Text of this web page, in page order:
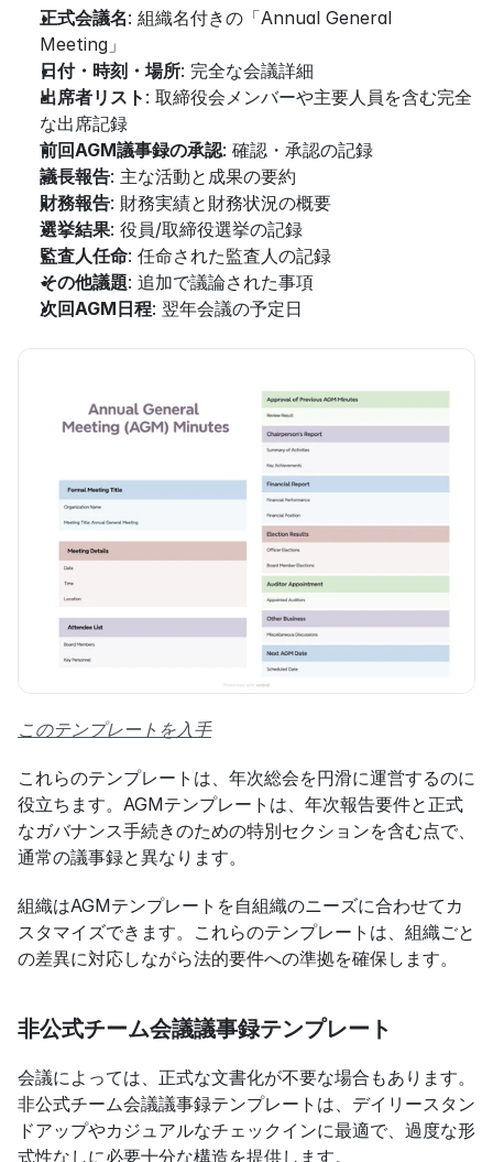
正式会議名: 組織名付きの「Annual General
Meeting」
日付・時刻・場所: 完全な会議詳細
出席者リスト : 取締役会メンバーや主要人員を含む完全
な出席記録
前回AGM議事録の承認: 確認・承認の記録
議長報告: 主な活動と成果の要約
財務報告: 財務実績と財務状況の概要
選挙結果: 役員/取締役選挙の記録
監査人任命: 任命された監査人の記録
その他議題: 追加で議論された事項
次回AGM日程: 翌年会議の予定日
このテンプレートを入手
これらのテンプレートは、年次総会を円滑に運営するのに
役立ちます。AGMテンプレートは、年次報告要件と正式
なガバナンス手続きのための特別セクションを含む点で、
通常の議事録と異なります。
組織はAGMテンプレートを自組織のニーズに合わせてカ
スタマイズできます。これらのテンプレートは、組織ごと
の差異に対応しながら法的要件への準拠を確保します。
非公式チーム会議議事録テンプレート
会議によっては、正式な文書化が不要な場合もあります。
非公式チーム会議議事録テンプレートは、デイリースタン
ドアップやカジュアルなチェックインに最適で、過度な形
式性なしに必要十分な構造を提供します。